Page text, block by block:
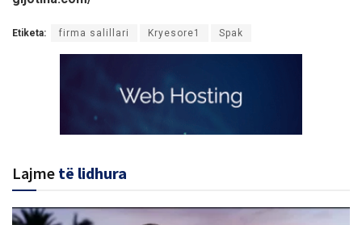
Etiketa: firma salillari Kryesore1 Spak
Lajme të lidhura